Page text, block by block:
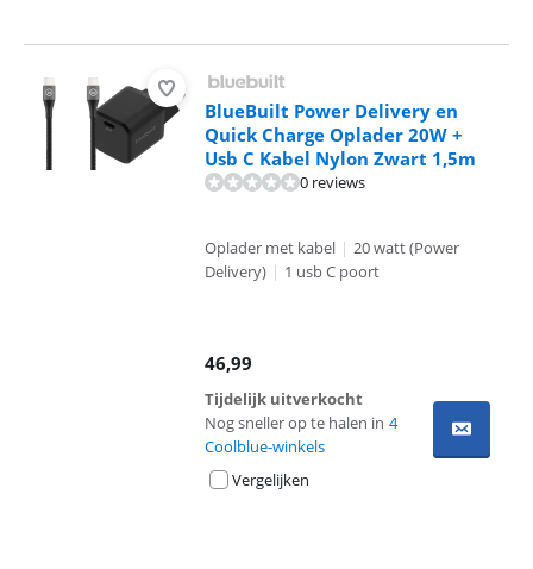
BlueBuilt Power Delivery en
Quick Charge Oplader 20W +
Usb C Kabel Nylon Zwart 1,5m
0 reviews
Oplader met kabel | 20 watt (Power
Delivery) | 1 usb C poort
46,99
Tijdelijk uitverkocht
Nog sneller op te halen in 4
Coolblue-winkels
Vergelijken